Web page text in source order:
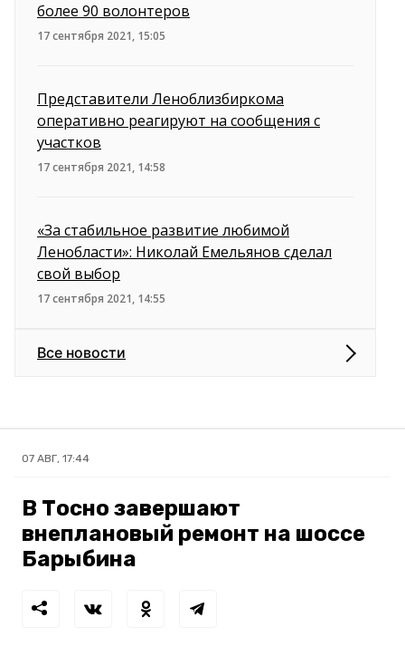
более 90 волонтеров
17 сентября 2021, 15:05
Представители Леноблизбиркома
оперативно реагируют на сообщения с
участков
17 сентября 2021, 14:58
«За стабильное развитие любимой
Ленобласти»: Николай Емельянов сделал
свой выбор
17 сентября 2021, 14:55
Все новости
07 АВГ, 17:44
В Тосно завершают
внеплановый ремонт на шоссе
Барыбина